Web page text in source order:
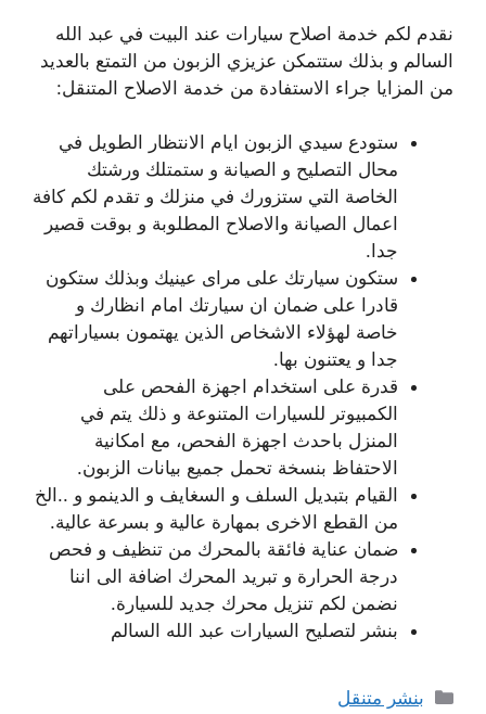
نقدم لكم خدمة اصلاح سيارات عند البيت في عبد الله
السالم و بذلك ستتمكن عزيزي الزبون من التمتع بالعديد
من المزايا جراء الاستفادة من خدمة الاصلاح المتنقل:
ستودع سيدي الزبون ايام الانتظار الطويل في
محال التصليح و الصيانة و ستمتلك ورشتك
الخاصة التي ستزورك في منزلك و تقدم لكم كافة
اعمال الصيانة والاصلاح المطلوبة و بوقت قصير
جدا.
ستكون سيارتك على مراى عينيك وبذلك ستكون
قادرا على ضمان ان سيارتك امام انظارك و
خاصة لهؤلاء الاشخاص الذين يهتمون بسياراتهم
جدا و يعتنون بها.
قدرة على استخدام اجهزة الفحص على
الكمبيوتر للسيارات المتنوعة و ذلك يتم في
المنزل باحدث اجهزة الفحص، مع امكانية
الاحتفاظ بنسخة تحمل جميع بيانات الزبون.
القيام بتبديل السلف و السغايف و الدينمو و ..الخ
من القطع الاخرى بمهارة عالية و بسرعة عالية.
ضمان عناية فائقة بالمحرك من تنظيف و فحص
درجة الحرارة و تبريد المحرك اضافة الى اننا
نضمن لكم تنزيل محرك جديد للسيارة.
بنشر لتصليح السيارات عبد الله السالم
التصنيفات
بنشر متنقل